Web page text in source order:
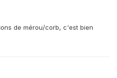
de mérou/corb, c'est bien